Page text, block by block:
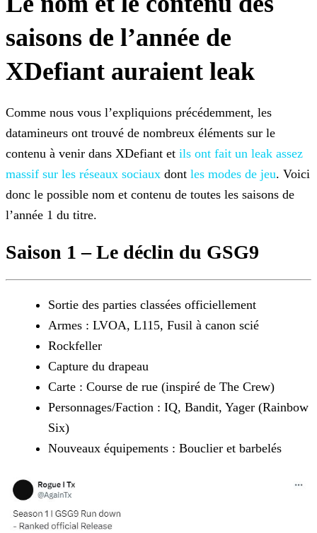
saisons de l’année de
XDefiant auraient leak
Comme nous vous l’expliquions précédemment, les
datamineurs ont trouvé de nombreux éléments sur le
contenu à venir dans XDefiant et ils ont fait un leak assez
massif sur les réseaux sociaux dont les modes de jeu. Voici
donc le possible nom et contenu de toutes les saisons de
l’année 1 du titre.
Saison 1 – Le déclin du GSG9
Sortie des parties classées officiellement
Armes : LVOA, L115, Fusil à canon scié
Rockfeller
Capture du drapeau
Carte : Course de rue (inspiré de The Crew)
Personnages/Faction : IQ, Bandit, Yager (Rainbow
Six)
Nouveaux équipements : Bouclier et barbelés